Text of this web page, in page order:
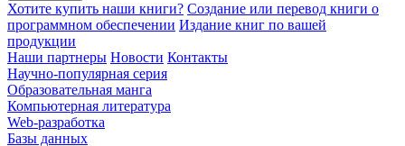
Хотите купить наши книги? Создание или перевод книги о
программном обеспечении Издание книг по вашей
продукции
Наши партнеры Новости Контакты
Научно-популярная серия
Образовательная манга
Компьютерная литература
Web-разработка
Базы данных